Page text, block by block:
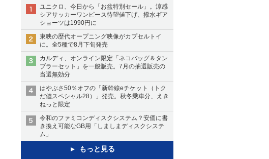
ユニクロ、今日から「お盆特別セール」。涼感
シアサッカーワンピース待望値下げ、撥水ギア
ショーツは1990円に
東映の歴代オープニング映像がカプセルトイ
に。全5種で8月下旬発売
カルディ、オンライン限定「ネコバッグ＆タン
ブラーセット」を一般販売。7月の抽選販売の
当選無効分
はやぶさ50％オフの「新幹線eチケット（トク
だ値スペシャル28）」発売。秋冬乗車分、えき
ねっと限定
令和のファミコンディスクシステム？安価に書
き換え可能なGB用「しましまディスクシステ
ム」
もっと見る